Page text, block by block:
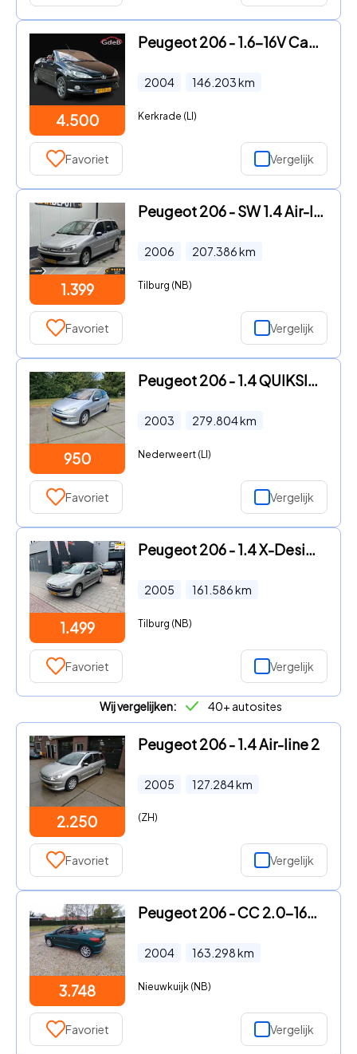
4.500
Peugeot 206 - 1.6-16V Cabrio Roland Garros edition Leer
2004 146.203km
Kerkrade (LI)
Favoriet Vergelijk
1.399
Peugeot 206 - SW 1.4 Air-line 3 Airco Vol Jaar APK
2006 207.386km
Tilburg (NB)
Favoriet Vergelijk
950
Peugeot 206 - 1.4 QUIKSILVER
2003 279.804km
Nederweert (LI)
Favoriet Vergelijk
1.499
Peugeot 206 - 1.4 X-Design Sport Trekhaak NAP APK
2005 161.586km
Tilburg (NB)
Favoriet Vergelijk
Wij vergelijken: 40+ autosites
2.250
Peugeot 206 - 1.4 Air-line 2
2005 127.284km
(ZH)
Favoriet Vergelijk
3.748
Peugeot 206 - CC 2.0-16V Roland Garros NL auto met NAP KM 162 000. Zeer lu
2004 163.298km
Nieuwkuijk (NB)
Favoriet Vergelijk